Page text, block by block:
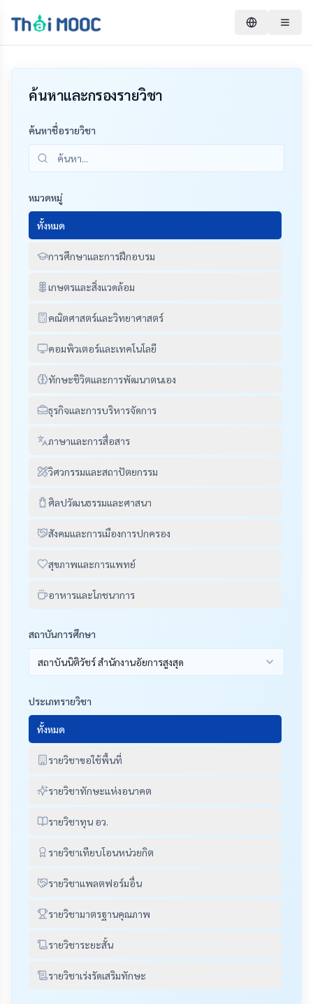
ค้นหาและกรองรายวิชา
ค้นหาชื่อรายวิชา
หมวดหมู่
ทั้งหมด
การศึกษาและการฝึกอบรม
เกษตรและสิ่งแวดล้อม
คณิตศาสตร์และวิทยาศาสตร์
คอมพิวเตอร์และเทคโนโลยี
ทักษะชีวิตและการพัฒนาตนเอง
ธุรกิจและการบริหารจัดการ
ภาษาและการสื่อสาร
วิศวกรรมและสถาปัตยกรรม
ศิลปวัฒนธรรมและศาสนา
สังคมและการเมืองการปกครอง
สุขภาพและการแพทย์
อาหารและโภชนาการ
สถาบันการศึกษา
สถาบันนิติวัชร์ สำนักงานอัยการสูงสุด
ประเภทรายวิชา
ทั้งหมด
รายวิชาขอใช้พื้นที่
รายวิชาทักษะแห่งอนาคต
รายวิชาทุน อว.
รายวิชาเทียบโอนหน่วยกิต
รายวิชาแพลตฟอร์มอื่น
รายวิชามาตรฐานคุณภาพ
รายวิชาระยะสั้น
รายวิชาเร่งรัดเสริมทักษะ